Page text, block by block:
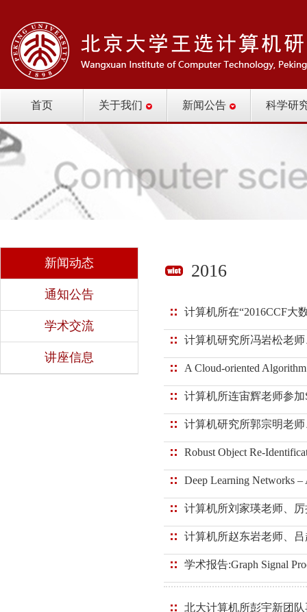
首页 关于我们 新闻公告 科学研
2016
计算机所在“2016CCF大
计算机研究所冯岩松老
A Cloud-oriented
计算机所连宙辉老师参加
计算机研究所郭宗明老
Robust Object Re-
Deep Learning Networks –
计算机所刘家瑛老师、
计算机所赵东岩老师、
学术报告:Graph Signal
北大计算机所彭宇新团
新闻动态
通知公告
学术交流
讲座信息